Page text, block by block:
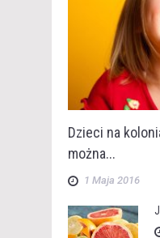
Dzieci na
można...
1 Maja 2016